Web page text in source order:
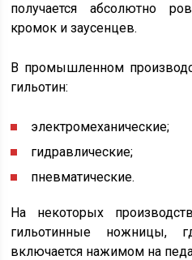
получается абсолютно
кромок и заусенцев.
В промышленном
гильотин:
электромеханические;
гидравлические;
пневматические.
На некоторых
гильотинные ножницы,
включается нажимом на